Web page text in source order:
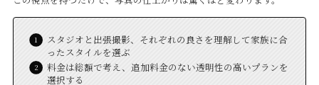
スタジオと出張撮影、それぞれの良さを理解して家族に合
ったスタイルを選ぶ
料金は総額で考え、追加料金のない透明性の高いプランを
選択する